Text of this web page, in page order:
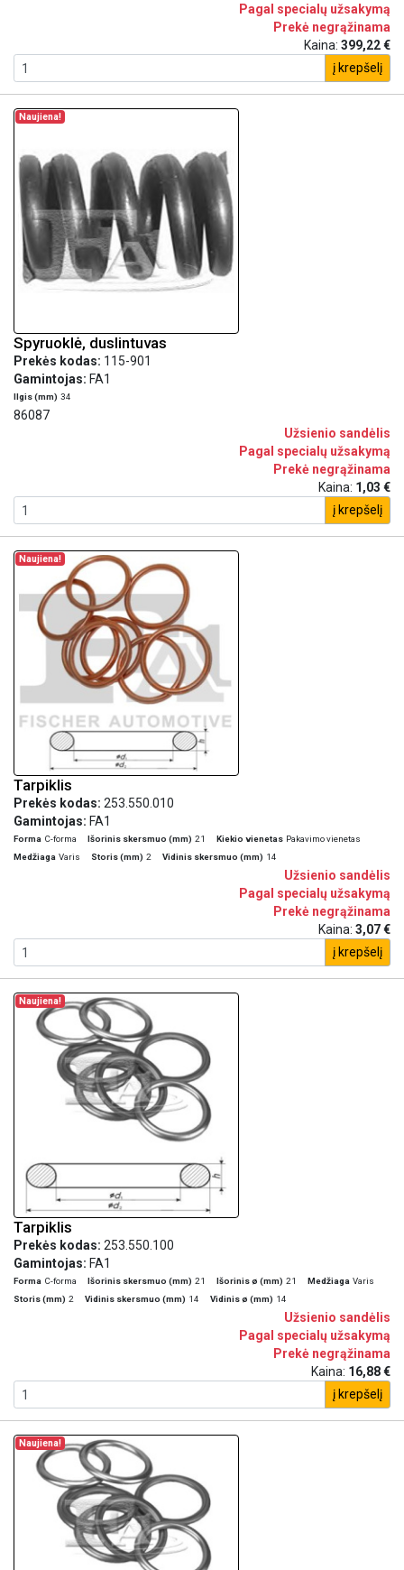
Pagal specialų užsakymą
Prekė negrąžinama
Kaina: 399,22 €
į krepšelį
Naujiena!
Spyruoklė, duslintuvas
Prekės kodas: 115-901
Gamintojas: FA1
Ilgis (mm) 34
86087
Užsienio sandėlis
Pagal specialų užsakymą
Prekė negrąžinama
Kaina: 1,03 €
į krepšelį
Naujiena!
Tarpiklis
Prekės kodas: 253.550.010
Gamintojas: FA1
Forma C-forma Išorinis skersmuo (mm) 21 Kiekio vienetas Pakavimo vienetas
Medžiaga Varis Storis (mm) 2 Vidinis skersmuo (mm) 14
Užsienio sandėlis
Pagal specialų užsakymą
Prekė negrąžinama
Kaina: 3,07 €
į krepšelį
Naujiena!
Tarpiklis
Prekės kodas: 253.550.100
Gamintojas: FA1
Forma C-forma Išorinis skersmuo (mm) 21 Išorinis ø (mm) 21 Medžiaga Varis
Storis (mm) 2 Vidinis skersmuo (mm) 14 Vidinis ø (mm) 14
Užsienio sandėlis
Pagal specialų užsakymą
Prekė negrąžinama
Kaina: 16,88 €
į krepšelį
Naujiena!